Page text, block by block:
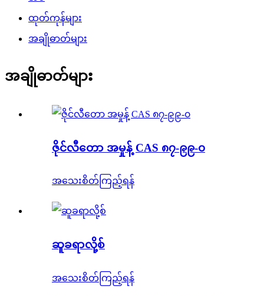
ထုတ်ကုန်များ
အချိုဓာတ်များ
အချိုဓာတ်များ
ဇိုင်လီတော အမှုန့် CAS ၈၇-၉၉-၀
အသေးစိတ်ကြည့်ရန်
ဆူခရာလို့စ်
အသေးစိတ်ကြည့်ရန်